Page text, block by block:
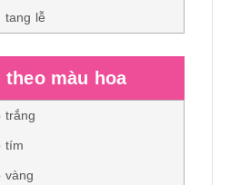
tang lễ
theo màu hoa
trắng
tím
vàng